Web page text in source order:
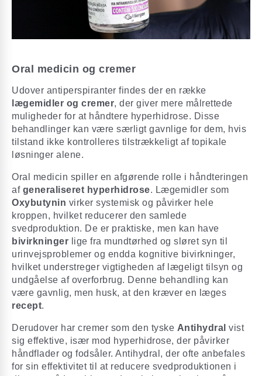
Oral medicin og cremer
Udover antiperspiranter findes der en række
lægemidler og cremer, der giver mere målrettede
muligheder for at håndtere hyperhidrose. Disse
behandlinger kan være særligt gavnlige for dem, hvis
tilstand ikke kontrolleres tilstrækkeligt af topikale
løsninger alene.
Oral medicin spiller en afgørende rolle i håndteringen
af generaliseret hyperhidrose. Lægemidler som
Oxybutynin virker systemisk og påvirker hele
kroppen, hvilket reducerer den samlede
svedproduktion. De er praktiske, men kan have
bivirkninger lige fra mundtørhed og sløret syn til
urinvejsproblemer og endda kognitive bivirkninger,
hvilket understreger vigtigheden af lægeligt tilsyn og
undgåelse af overforbrug. Denne behandling kan
være gavnlig, men husk, at den kræver en læges
recept.
Derudover har cremer som den tyske Antihydral vist
sig effektive, især mod hyperhidrose, der påvirker
håndflader og fodsåler. Antihydral, der ofte anbefales
for sin effektivitet til at reducere svedproduktionen i